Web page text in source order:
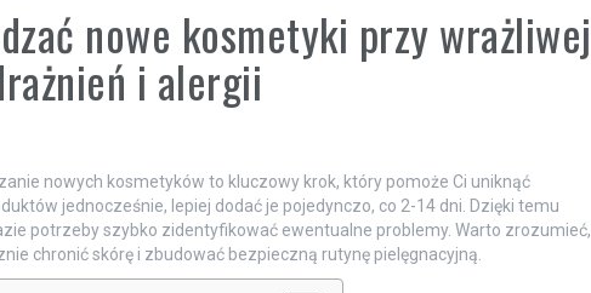
nowe kosmetyki przy wrażliwej
i alergii
nowych kosmetyków to kluczowy krok, który pomoże Ci uniknąć
jednocześnie, lepiej dodać je pojedynczo, co 2-14 dni. Dzięki temu
potrzeby szybko zidentyfikować ewentualne problemy. Warto zrozumieć,
chronić skórę i zbudować bezpieczną rutynę pielęgnacyjną.